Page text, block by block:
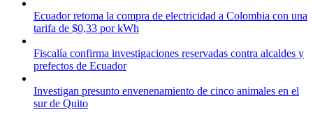
Ecuador retoma la compra de electricidad a Colombia con una
tarifa de $0,33 por kWh
Fiscalía confirma investigaciones reservadas contra alcaldes y
prefectos de Ecuador
Investigan presunto envenenamiento de cinco animales en el
sur de Quito